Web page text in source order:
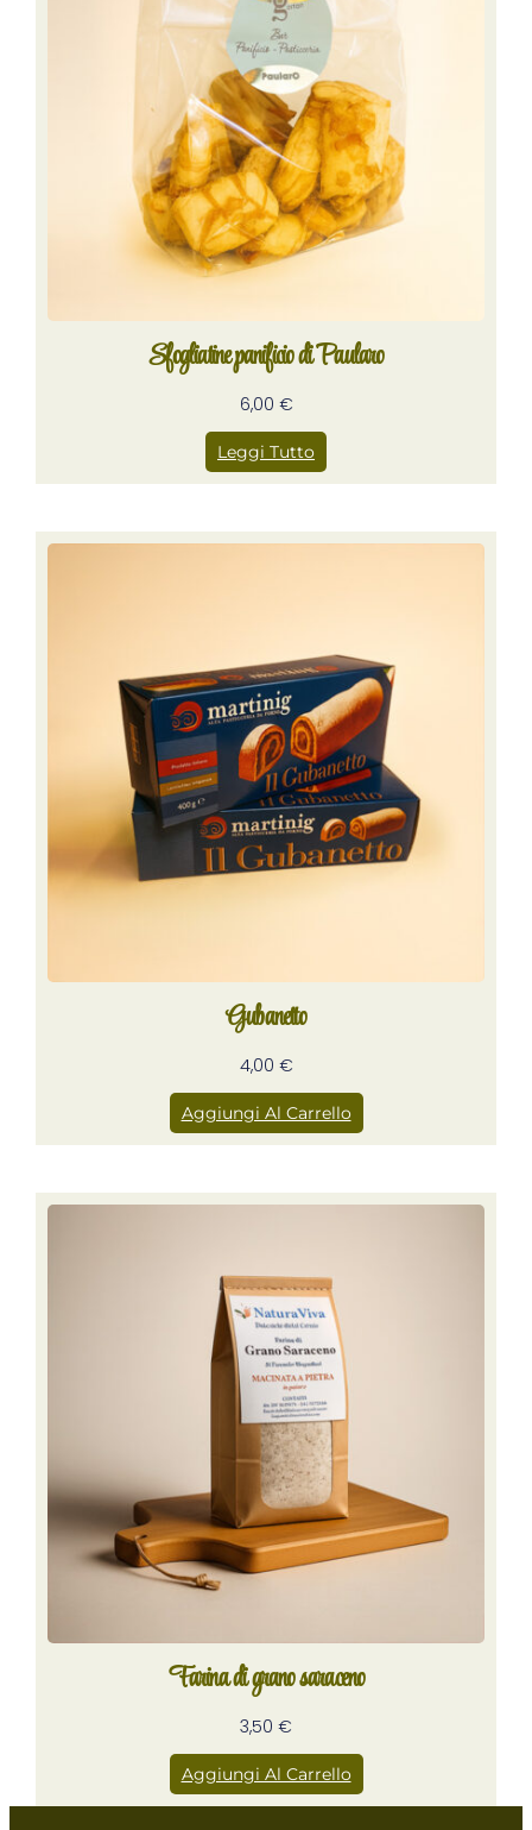
Sfogliatine panificio di Paularo
6,00 €
Leggi Tutto
Gubanetto
4,00 €
Aggiungi Al Carrello
Farina di grano saraceno
3,50 €
Aggiungi Al Carrello